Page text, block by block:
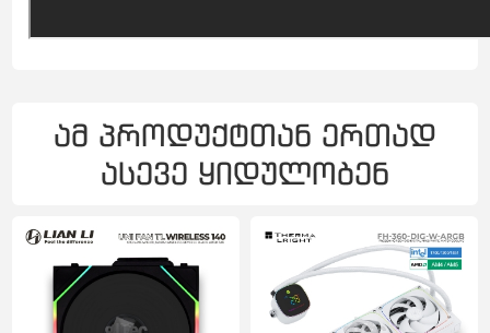
ამ პროდუქტთან ერთად
ასევე ყიდულობენ